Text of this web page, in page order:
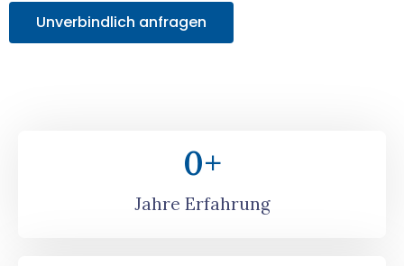
Unverbindlich anfragen
Jahre Erfahrung
0+